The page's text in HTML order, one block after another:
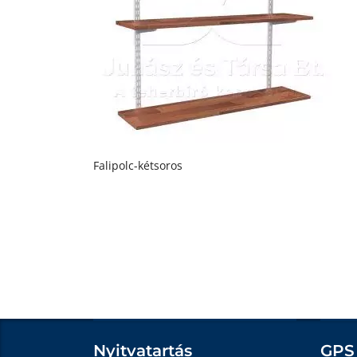
Falipolc-kétsoros
Nyitvatartás